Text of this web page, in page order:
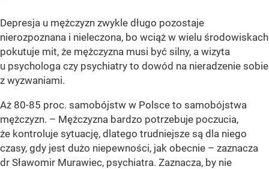
Depresja u mężczyzn zwykle długo pozostaje
nierozpoznana i nieleczona, bo wciąż w wielu środowiskach
pokutuje mit, że mężczyzna musi być silny, a wizyta
u psychologa czy psychiatry to dowód na nieradzenie sobie
z wyzwaniami.
Aż 80-85 proc. samobójstw w Polsce to samobójstwa
mężczyzn. – Mężczyzna bardzo potrzebuje poczucia,
że kontroluje sytuację, dlatego trudniejsze są dla niego
czasy, gdy jest dużo niepewności, jak obecnie – zaznacza
dr Sławomir Murawiec, psychiatra. Zaznacza, by nie